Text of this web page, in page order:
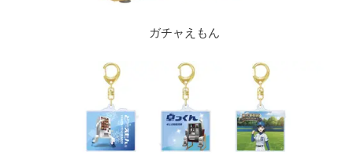
ガチャえもん